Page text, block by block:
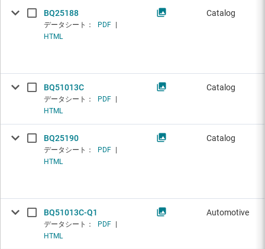
BQ25188
データシート： PDF
HTML
Catalog
BQ51013C
データシート： PDF
HTML
Catalog
BQ25190
データシート： PDF
HTML
Catalog
BQ51013C-Q1
データシート： PDF
HTML
Automotive